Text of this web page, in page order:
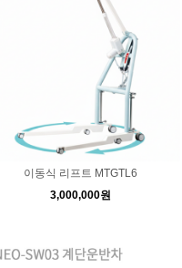
이동식 리프트 MTGTL6
3,000,000원